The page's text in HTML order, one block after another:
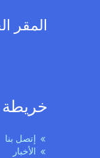
المقر
خريطة
إتصل بنا
الأخبار